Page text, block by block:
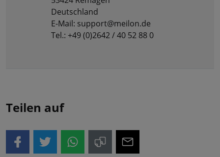
Deutschland
E-Mail: support@meilon.de
Tel.: +49 (0)2642 / 40 52 88 0
Teilen auf